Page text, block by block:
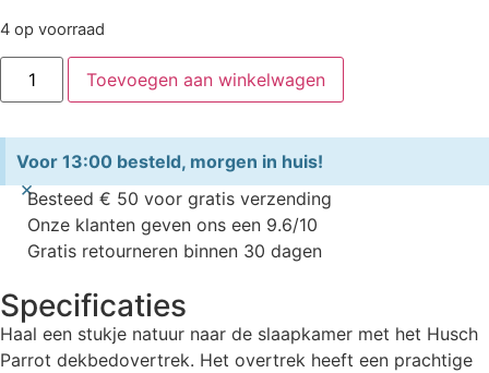
4 op voorraad
Toevoegen aan winkelwagen
Voor 13:00 besteld, morgen in huis!
×Besteed € 50 voor gratis verzending
Onze klanten geven ons een 9.6/10
Gratis retourneren binnen 30 dagen
Specificaties
Haal een stukje natuur naar de slaapkamer met het Husch
Parrot dekbedovertrek. Het overtrek heeft een prachtige